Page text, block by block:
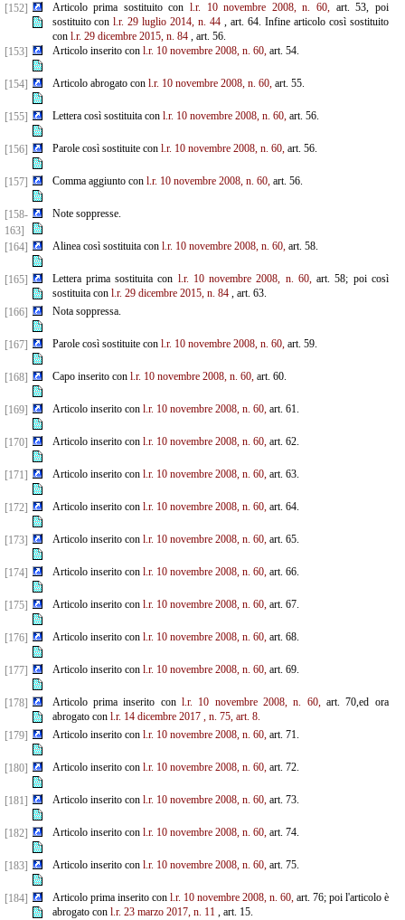
[152]
Articolo prima sostituito con l.r. 10 novembre 2008, n. 60, art. 53, poi
sostituito conl.r. 29 luglio 2014, n. 44 , art. 64. Infine articolo così sostituito
con l.r. 29 dicembre 2015, n. 84, art. 56.
[153]
Articolo inserito con l.r. 10 novembre 2008, n. 60,art. 54.
[154] Articolo abrogato con l.r. 10 novembre 2008, n. 60,art. 55.
[155] Lettera così sostituita con l.r. 10 novembre 2008, n. 60,art. 56.
[156] Parole così sostituite con l.r. 10 novembre 2008, n. 60,art. 56.
[157] Comma aggiunto con l.r. 10 novembre 2008, n. 60,art. 56.
[158-
163]
Note soppresse.
[164] Alinea così sostituita con l.r. 10 novembre 2008, n. 60,art. 58.
[165] Lettera prima sostituita con l.r. 10 novembre 2008, n. 60,art. 58; poi così
sostituita con l.r. 29 dicembre 2015, n. 84, art. 63.
[166]
Nota soppressa.
[167] Parole così sostituite con l.r. 10 novembre 2008, n. 60,art. 59.
[168] Capo inserito con l.r. 10 novembre 2008, n. 60,art. 60.
[169] Articolo inserito con l.r. 10 novembre 2008, n. 60,art. 61.
[170] Articolo inserito con l.r. 10 novembre 2008, n. 60,art. 62.
[171] Articolo inserito con l.r. 10 novembre 2008, n. 60,art. 63.
[172] Articolo inserito con l.r. 10 novembre 2008, n. 60,art. 64.
[173] Articolo inserito con l.r. 10 novembre 2008, n. 60,art. 65.
[174] Articolo inserito con l.r. 10 novembre 2008, n. 60,art. 66.
[175] Articolo inserito con l.r. 10 novembre 2008, n. 60,art. 67.
[176] Articolo inserito con l.r. 10 novembre 2008, n. 60,art. 68.
[177] Articolo inserito con l.r. 10 novembre 2008, n. 60,art. 69.
[178] Articolo prima inserito con l.r. 10 novembre 2008, n. 60,art. 70,ed ora
abrogato con l.r. 14 dicembre 2017 , n. 75, art. 8.
[179]
Articolo inserito con l.r. 10 novembre 2008, n. 60,art. 71.
[180] Articolo inserito con l.r. 10 novembre 2008, n. 60,art. 72.
[181] Articolo inserito con l.r. 10 novembre 2008, n. 60,art. 73.
[182] Articolo inserito con l.r. 10 novembre 2008, n. 60,art. 74.
[183] Articolo inserito con l.r. 10 novembre 2008, n. 60,art. 75.
[184] Articolo prima inserito con l.r. 10 novembre 2008, n. 60,art. 76; poi l'articolo è
abrogato con l.r. 23 marzo 2017, n. 11, art. 15.